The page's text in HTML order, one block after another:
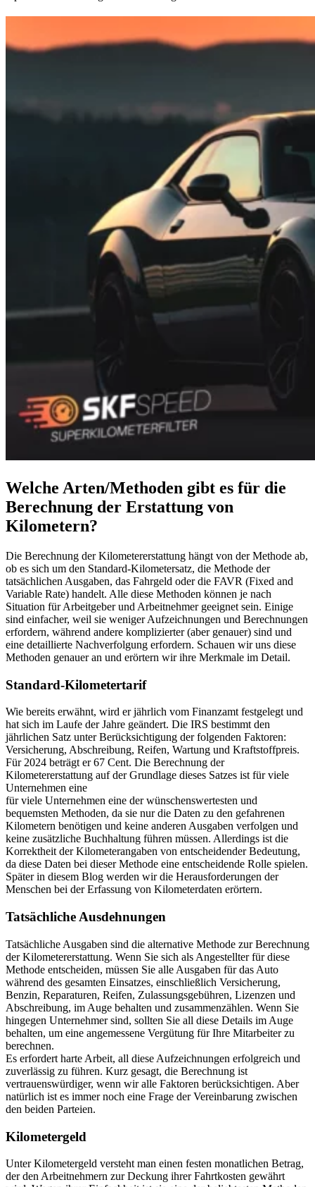
Welche Arten/Methoden gibt es für die
Berechnung der Erstattung von
Kilometern?
Die Berechnung der Kilometererstattung hängt von der Methode ab,
ob es sich um den Standard-Kilometersatz, die Methode der
tatsächlichen Ausgaben, das Fahrgeld oder die FAVR (Fixed and
Variable Rate) handelt. Alle diese Methoden können je nach
Situation für Arbeitgeber und Arbeitnehmer geeignet sein. Einige
sind einfacher, weil sie weniger Aufzeichnungen und Berechnungen
erfordern, während andere komplizierter (aber genauer) sind und
eine detaillierte Nachverfolgung erfordern. Schauen wir uns diese
Methoden genauer an und erörtern wir ihre Merkmale im Detail.
Standard-Kilometertarif
Wie bereits erwähnt, wird er jährlich vom Finanzamt festgelegt und
hat sich im Laufe der Jahre geändert. Die IRS bestimmt den
jährlichen Satz unter Berücksichtigung der folgenden Faktoren:
Versicherung, Abschreibung, Reifen, Wartung und Kraftstoffpreis.
Für 2024 beträgt er 67 Cent. Die Berechnung der
Kilometererstattung auf der Grundlage dieses Satzes ist für viele
Unternehmen eine
für viele Unternehmen eine der wünschenswertesten und
bequemsten Methoden, da sie nur die Daten zu den gefahrenen
Kilometern benötigen und keine anderen Ausgaben verfolgen und
keine zusätzliche Buchhaltung führen müssen. Allerdings ist die
Korrektheit der Kilometerangaben von entscheidender Bedeutung,
da diese Daten bei dieser Methode eine entscheidende Rolle spielen.
Später in diesem Blog werden wir die Herausforderungen der
Menschen bei der Erfassung von Kilometerdaten erörtern.
Tatsächliche Ausdehnungen
Tatsächliche Ausgaben sind die alternative Methode zur Berechnung
der Kilometererstattung. Wenn Sie sich als Angestellter für diese
Methode entscheiden, müssen Sie alle Ausgaben für das Auto
während des gesamten Einsatzes, einschließlich Versicherung,
Benzin, Reparaturen, Reifen, Zulassungsgebühren, Lizenzen und
Abschreibung, im Auge behalten und zusammenzählen. Wenn Sie
hingegen Unternehmer sind, sollten Sie all diese Details im Auge
behalten, um eine angemessene Vergütung für Ihre Mitarbeiter zu
berechnen.
Es erfordert harte Arbeit, all diese Aufzeichnungen erfolgreich und
zuverlässig zu führen. Kurz gesagt, die Berechnung ist
vertrauenswürdiger, wenn wir alle Faktoren berücksichtigen. Aber
natürlich ist es immer noch eine Frage der Vereinbarung zwischen
den beiden Parteien.
Kilometergeld
Unter Kilometergeld versteht man einen festen monatlichen Betrag,
der den Arbeitnehmern zur Deckung ihrer Fahrtkosten gewährt